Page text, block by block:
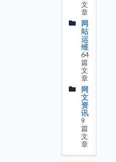
文
章
网
站
运
维
64
篇
文
章
网
文
资
讯
9
篇
文
章